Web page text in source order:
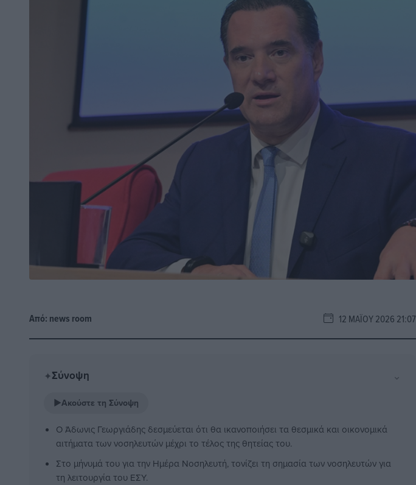
Από: news room 12 ΜΑΪ́ΟΥ 2026 21:07
✦Σύνοψη ⌄
▶Ακούστε τη Σύνοψη
Ο Άδωνις Γεωργιάδης δεσμεύεται ότι θα ικανοποιήσει τα θεσμικά και οικονομικά
αιτήματα των νοσηλευτών μέχρι το τέλος της θητείας του.
Στο μήνυμά του για την Ημέρα Νοσηλευτή, τονίζει τη σημασία των νοσηλευτών για
τη λειτουργία του ΕΣΥ.